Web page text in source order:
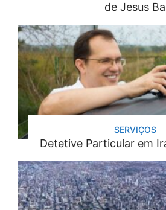
de Jesus Ba
SERVIÇOS
Detetive Particular em